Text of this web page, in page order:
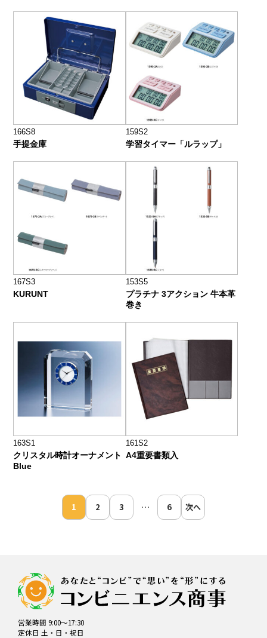
166S8
手提金庫
159S2
学習タイマー「ルラップ」
167S3
KURUNT
153S5
プラチナ 3アクション 牛本革
巻き
163S1
クリスタル時計オーナメント
Blue
161S2
A4重要書類入
ジ
送
り
1 2 3 … 6 次へ
営業時間 9:00～17:30
定休日 土・日・祝日